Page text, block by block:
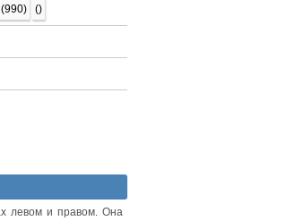
()
левом и правом. Она